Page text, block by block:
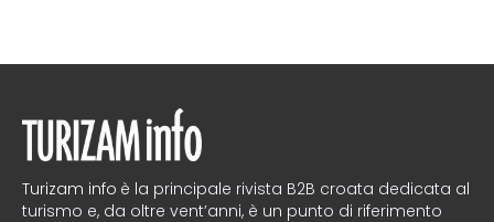
Turizam info è la principale rivista B2B croata dedicata al
turismo e, da oltre vent’anni, è un punto di riferimento